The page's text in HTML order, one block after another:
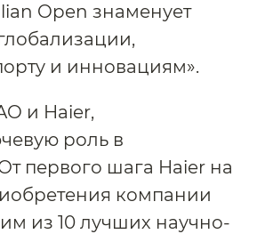
Open знаменует
и инновациям».
и Haier,
роль в
первого шага Haier на
компании
из 10 лучших научно-